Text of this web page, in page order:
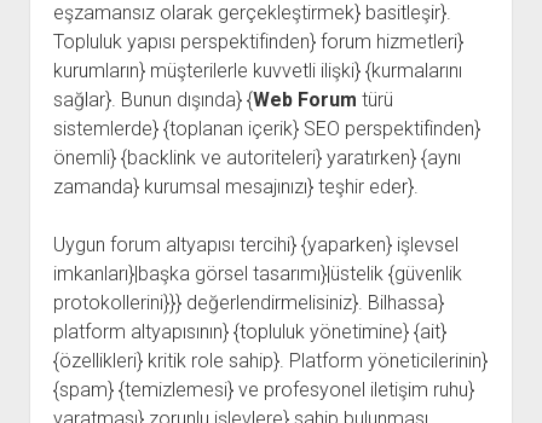
eşzamansız olarak gerçekleştirmek} basitleşir}.
Topluluk yapısı perspektifinden} forum hizmetleri}
kurumların} müşterilerle kuvvetli ilişki} {kurmalarını
sağlar}. Bunun dışında} {Web Forum türü
sistemlerde} {toplanan içerik} SEO perspektifinden}
önemli} {backlink ve autoriteleri} yaratırken} {aynı
zamanda} kurumsal mesajınızı} teşhir eder}.
Uygun forum altyapısı tercihi} {yaparken} işlevsel
imkanları}|başka görsel tasarımı}|üstelik {güvenlik
protokollerini}}} değerlendirmelisiniz}. Bilhassa}
platform altyapısının} {topluluk yönetimine} {ait}
{özellikleri} kritik role sahip}. Platform yöneticilerinin}
{spam} {temizlemesi} ve profesyonel iletişim ruhu}